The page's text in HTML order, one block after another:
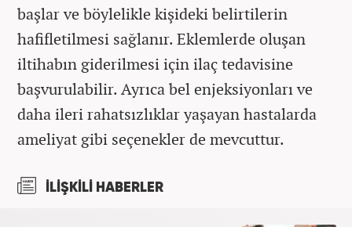
başlar ve böylelikle kişideki belirtilerin
hafifletilmesi sağlanır. Eklemlerde oluşan
iltihabın giderilmesi için ilaç tedavisine
başvurulabilir. Ayrıca bel enjeksiyonları ve
daha ileri rahatsızlıklar yaşayan hastalarda
ameliyat gibi seçenekler de mevcuttur.
İLİŞKİLİ HABERLER